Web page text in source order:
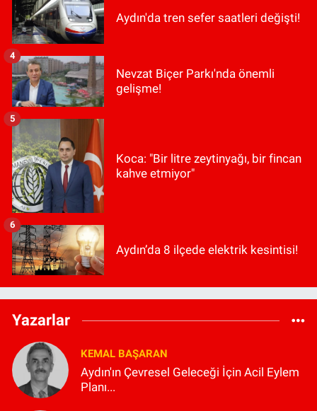
Aydın'da tren sefer saatleri değişti!
Nevzat Biçer Parkı'nda önemli
gelişme!
4
Koca: "Bir litre zeytinyağı, bir fincan
kahve etmiyor"
5
Aydın’da 8 ilçede elektrik kesintisi!
6
Yazarlar
KEMAL BAŞARAN
Aydın'ın Çevresel Geleceği İçin Acil Eylem
Planı...